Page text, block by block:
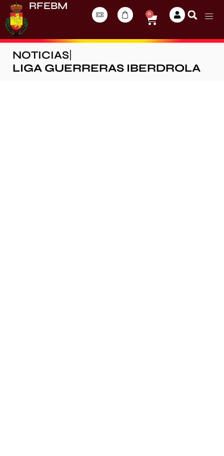
RFEBM
0
NOTICIAS
LIGA GUERRERAS IBERDROLA